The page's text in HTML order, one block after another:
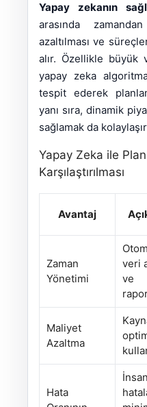
Yapay zekanın
arasında
azaltılması ve
alır. Özellikle büyük
yapay zeka
tespit ederek
yanı sıra, dinamik
sağlamak da
Yapay Zeka ile
Karşılaştırılması
Avantaj
Zaman
Yönetimi
veri
ve
Maliyet
Azaltma
Hata
İnsan